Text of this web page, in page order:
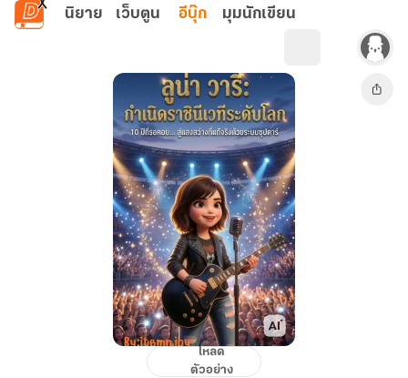
ข้ามไปยังเนื้อหาหลัก
นิยาย เว็บตูน อีบุ๊ก มุมนักเขียน
โหลด
ตัวอย่าง